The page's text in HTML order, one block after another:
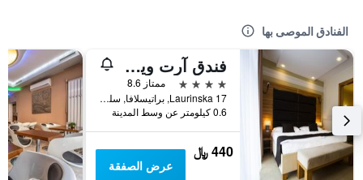
الفنادق الموصى بها
فندق آرت ويليام
4 نجوم
ممتاز 8.6
Laurinska 17, براتيسلافا, سلوفاكيا
0.6 كيلومتر عن وسط المدينة
440 ﷼
عرض الصفقة